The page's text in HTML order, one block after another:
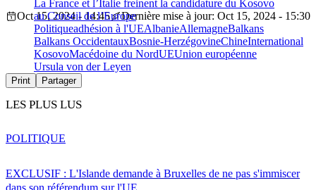
La France et l’Italie freinent la candidature du Kosovo
au Conseil de l’Europe
Oct 15, 2024 - 14:45
Dernière mise à jour: Oct 15, 2024 - 15:30
Politiqueadhésion à l'UEAlbanieAllemagneBalkans
Balkans OccidentauxBosnie-HerzégovineChineInternational
KosovoMacédoine du NordUEUnion européenne
Ursula von der Leyen
Print Partager
LES PLUS LUS
EXCLUSIF : L'Islande demande à Bruxelles de ne pas s'immiscer
POLITIQUE